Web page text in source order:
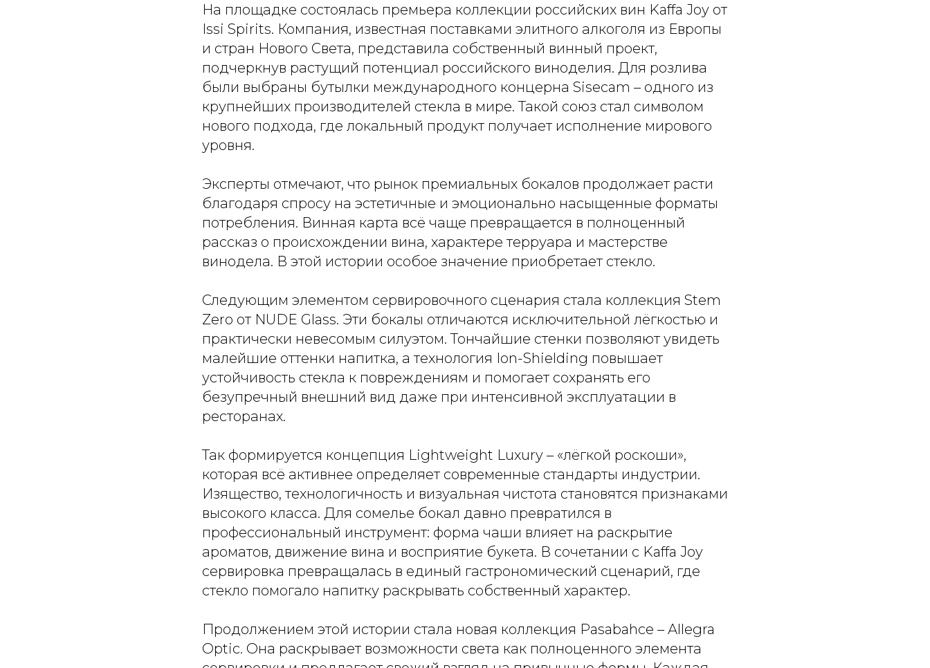
На площадке состоялась премьера коллекции российских вин Kaffa Joy от
Issi Spirits. Компания, известная поставками элитного алкоголя из Европы
и стран Нового Света, представила собственный винный проект,
подчеркнув растущий потенциал российского виноделия. Для розлива
были выбраны бутылки международного концерна Sisecam – одного из
крупнейших производителей стекла в мире. Такой союз стал символом
нового подхода, где локальный продукт получает исполнение мирового
уровня.
Эксперты отмечают, что рынок премиальных бокалов продолжает расти
благодаря спросу на эстетичные и эмоционально насыщенные форматы
потребления. Винная карта всё чаще превращается в полноценный
рассказ о происхождении вина, характере терруара и мастерстве
винодела. В этой истории особое значение приобретает стекло.
Следующим элементом сервировочного сценария стала коллекция Stem
Zero от NUDE Glass. Эти бокалы отличаются исключительной лёгкостью и
практически невесомым силуэтом. Тончайшие стенки позволяют увидеть
малейшие оттенки напитка, а технология Ion-Shielding повышает
устойчивость стекла к повреждениям и помогает сохранять его
безупречный внешний вид даже при интенсивной эксплуатации в
ресторанах.
Так формируется концепция Lightweight Luxury – «лёгкой роскоши»,
которая всё активнее определяет современные стандарты индустрии.
Изящество, технологичность и визуальная чистота становятся признаками
высокого класса. Для сомелье бокал давно превратился в
профессиональный инструмент: форма чаши влияет на раскрытие
ароматов, движение вина и восприятие букета. В сочетании с Kaffa Joy
сервировка превращалась в единый гастрономический сценарий, где
стекло помогало напитку раскрывать собственный характер.
Продолжением этой истории стала новая коллекция Pasabahce – Allegra
Optic. Она раскрывает возможности света как полноценного элемента